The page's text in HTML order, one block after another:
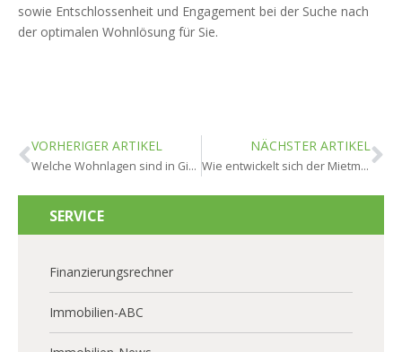
sowie Entschlossenheit und Engagement bei der Suche nach
der optimalen Wohnlösung für Sie.
VORHERIGER ARTIKEL
Welche Wohnlagen sind in Ginsheim-Gustavsburg am beliebtesten?
NÄCHSTER ARTIKEL
Wie entwickelt sich der Mietmarkt in Ginsheim-Gustavsburg?
SERVICE
Finanzierungsrechner
Immobilien-ABC